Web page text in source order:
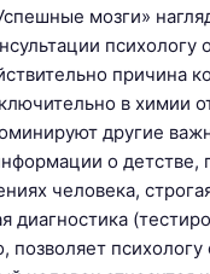
мозги»
психологу
причина
в химии
другие
о детстве,
человека,
диагностика
позволяет